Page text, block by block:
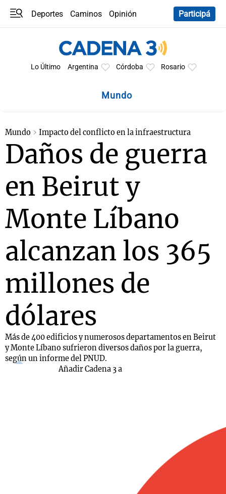
Deportes Caminos
Opinión
Participá
Lo Último Argentina Córdoba Rosario
Mundo
Mundo Impacto del conflicto en la infraestructura
Daños de guerra
en Beirut y
Monte Líbano
alcanzan los 365
millones de
dólares
Más de 400 edificios y numerosos departamentos en Beirut
y Monte Líbano sufrieron diversos daños por la guerra,
según un informe del PNUD.
Añadir Cadena 3 a